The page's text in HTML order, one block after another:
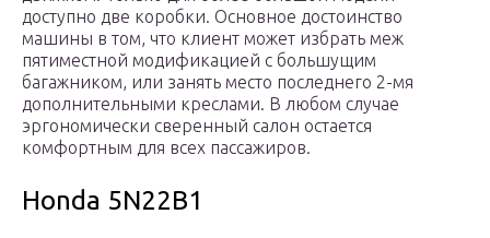
доступно две коробки. Основное достоинство
машины в том, что клиент может избрать меж
пятиместной модификацией с большущим
багажником, или занять место последнего 2-мя
дополнительными креслами. В любом случае
эргономически сверенный салон остается
комфортным для всех пассажиров.
Honda 5N22B1